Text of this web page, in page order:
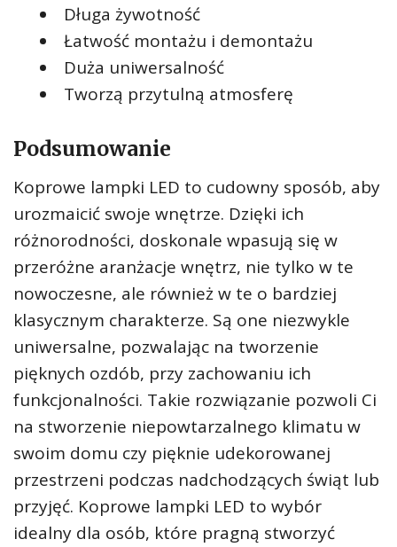
Długa żywotność
Łatwość montażu i demontażu
Duża uniwersalność
Tworzą przytulną atmosferę
Podsumowanie
Koprowe lampki LED to cudowny sposób, aby
urozmaicić swoje wnętrze. Dzięki ich
różnorodności, doskonale wpasują się w
przeróżne aranżacje wnętrz, nie tylko w te
nowoczesne, ale również w te o bardziej
klasycznym charakterze. Są one niezwykle
uniwersalne, pozwalając na tworzenie
pięknych ozdób, przy zachowaniu ich
funkcjonalności. Takie rozwiązanie pozwoli Ci
na stworzenie niepowtarzalnego klimatu w
swoim domu czy pięknie udekorowanej
przestrzeni podczas nadchodzących świąt lub
przyjęć. Koprowe lampki LED to wybór
idealny dla osób, które pragną stworzyć